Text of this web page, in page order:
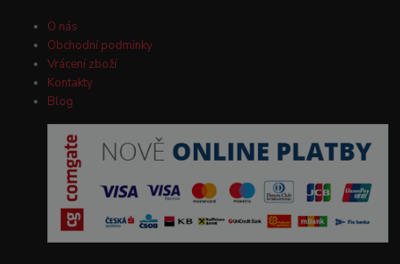
O nás
Obchodní podmínky
Vrácení zboží
Kontakty
Blog